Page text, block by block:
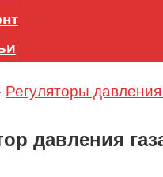
Регуляторы давления
давления